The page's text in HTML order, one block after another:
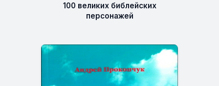
100 великих библейских
персонажей